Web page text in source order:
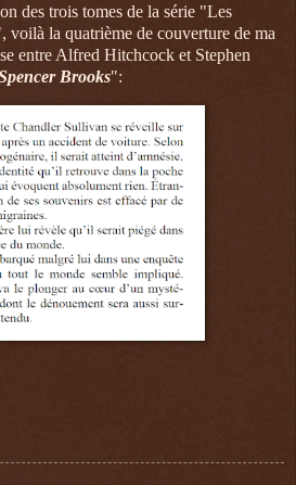
des trois tomes de la série "Les
voilà la quatrième de couverture de ma
entre Alfred Hitchcock et Stephen
Brooks":